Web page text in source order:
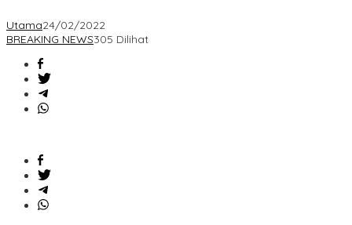
Utama24/02/2022
BREAKING NEWS305 Dilihat